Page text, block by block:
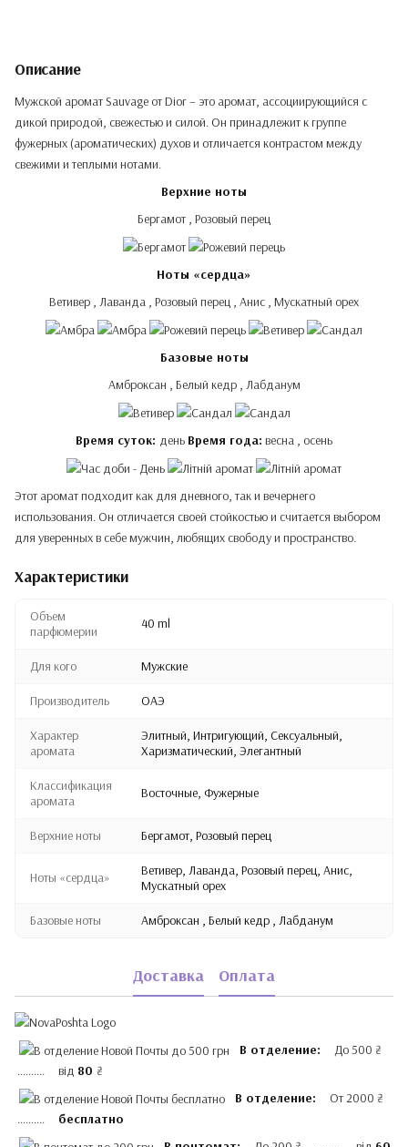
Описание
Мужской аромат Sauvage от Dior – это аромат, ассоциирующийся с
дикой природой, свежестью и силой. Он принадлежит к группе
фужерных (ароматических) духов и отличается контрастом между
свежими и теплыми нотами.
Верхние ноты
Бергамот , Розовый перец
Ноты «сердца»
Ветивер , Лаванда , Розовый перец , Анис , Мускатный орех
Базовые ноты
Амброксан , Белый кедр , Лабданум
Время суток: день Время года: весна , осень
Этот аромат подходит как для дневного, так и вечернего
использования. Он отличается своей стойкостью и считается выбором
для уверенных в себе мужчин, любящих свободу и пространство.
Характеристики
Объем
парфюмерии
40 ml
Для кого Мужские
Производитель ОАЭ
Характер
аромата
Элитный, Интригующий, Сексуальный,
Харизматический, Элегантный
Классификация
аромата
Восточные, Фужерные
Верхние ноты Бергамот, Розовый перец
Ноты «сердца»
Ветивер, Лаванда, Розовый перец, Анис,
Мускатный орех
Базовые ноты Амброксан , Белый кедр , Лабданум
Доставка Оплата
В отделение: До 500 ₴
.......... від 80 ₴
В отделение: От 2000 ₴
.......... бесплатно